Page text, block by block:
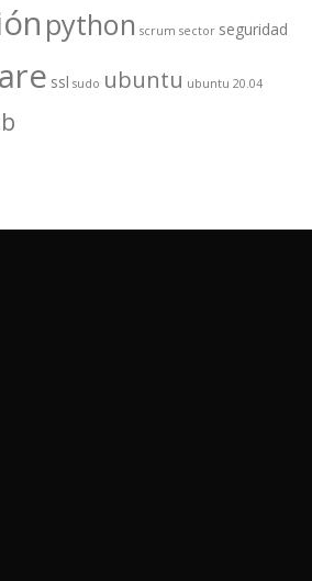
python scrum sector seguridad
ssl sudo ubuntu ubuntu 20.04